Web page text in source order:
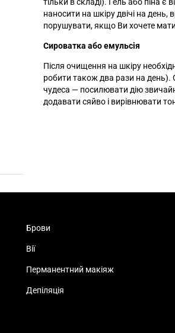
тільки в складі). Гель або піна є
наносити на шкіру двічі на день,
порушувати, якщо Ви хочете
Сироватка або емульсія
Після очищення на шкіру
робити також два рази на
чудеса — посилювати дію
додавати сяйво і вирівнювати
Брови
Вії
Перманентний макіяж
Депіляція